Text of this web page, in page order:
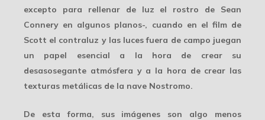
excepto para rellenar de luz el rostro de Sean
Connery en algunos planos-, cuando en el film de
Scott el contraluz y las luces fuera de campo juegan
un papel esencial a la hora de crear su
desasosegante atmósfera y a la hora de crear las
texturas metálicas de la nave Nostromo.
De esta forma, sus imágenes son algo menos